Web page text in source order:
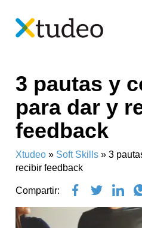
content3 pautas y
para dar y
feedback
Xtudeo » Soft Skills »3
recibir feedback
Compartir: